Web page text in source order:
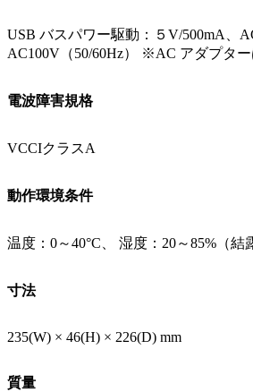
USB バスパワー駆動：５V/500mA、
AC100V（50/60Hz） ※AC アダプター
電波障害規格
VCCIクラスA
動作環境条件
温度：0～40°C、 湿度：20～85%（結
寸法
235(W) × 46(H) × 226(D) mm
質量